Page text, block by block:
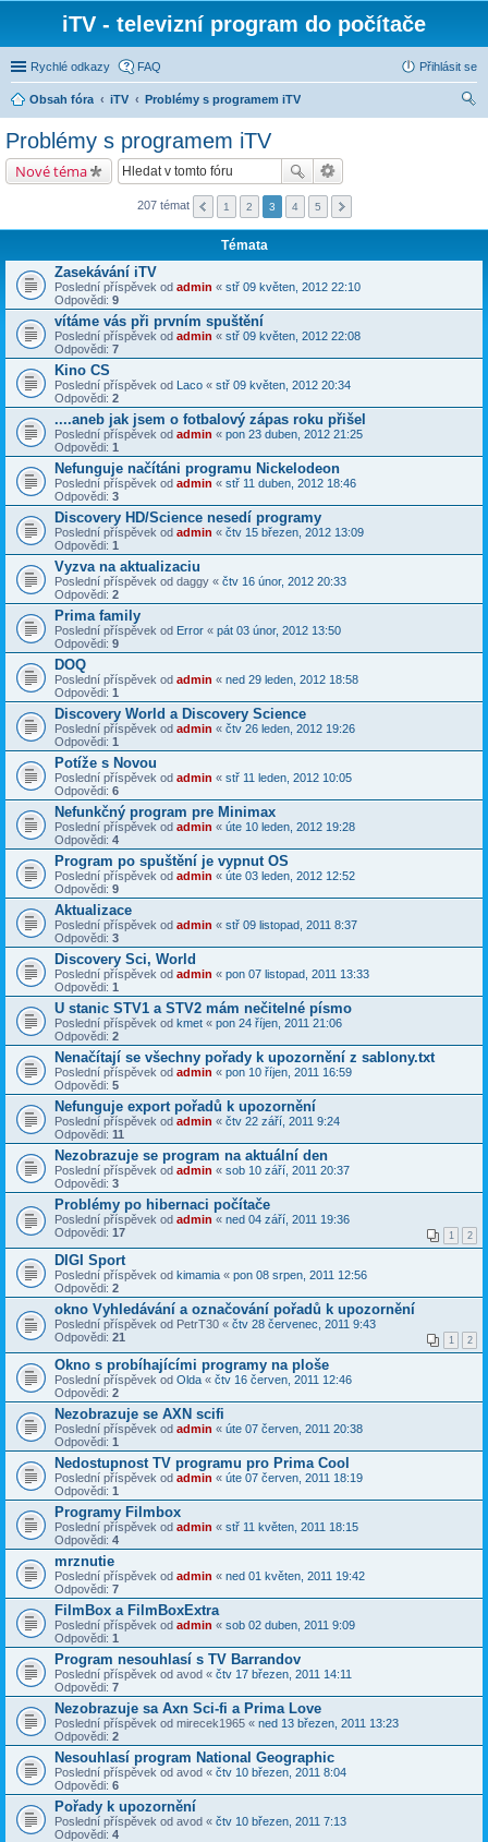
iTV - televizní program do počítače
Rychlé odkazy FAQ Přihlásit se
Obsah fóra iTV
Problémy s programem iTV
Problémy s programem iTV
Nové téma
207 témat 1 2 3 4 5
Témata
Zasekávání iTV
Poslední příspěvek od admin « stř 09 květen, 2012 22:10
Odpovědi: 9
vítáme vás při prvním spuštění
Poslední příspěvek od admin « stř 09 květen, 2012 22:08
Odpovědi: 7
Kino CS
Poslední příspěvek od Laco « stř 09 květen, 2012 20:34
Odpovědi: 2
....aneb jak jsem o fotbalový zápas roku přišel
Poslední příspěvek od admin « pon 23 duben, 2012 21:25
Odpovědi: 1
Nefunguje načítáni programu Nickelodeon
Poslední příspěvek od admin « stř 11 duben, 2012 18:46
Odpovědi: 3
Discovery HD/Science nesedí programy
Poslední příspěvek od admin « čtv 15 březen, 2012 13:09
Odpovědi: 1
Vyzva na aktualizaciu
Poslední příspěvek od daggy « čtv 16 únor, 2012 20:33
Odpovědi: 2
Prima family
Poslední příspěvek od Error « pát 03 únor, 2012 13:50
Odpovědi: 9
DOQ
Poslední příspěvek od admin « ned 29 leden, 2012 18:58
Odpovědi: 1
Discovery World a Discovery Science
Poslední příspěvek od admin « čtv 26 leden, 2012 19:26
Odpovědi: 1
Potíže s Novou
Poslední příspěvek od admin « stř 11 leden, 2012 10:05
Odpovědi: 6
Nefunkčný program pre Minimax
Poslední příspěvek od admin « úte 10 leden, 2012 19:28
Odpovědi: 4
Program po spuštění je vypnut OS
Poslední příspěvek od admin « úte 03 leden, 2012 12:52
Odpovědi: 9
Aktualizace
Poslední příspěvek od admin « stř 09 listopad, 2011 8:37
Odpovědi: 3
Discovery Sci, World
Poslední příspěvek od admin « pon 07 listopad, 2011 13:33
Odpovědi: 1
U stanic STV1 a STV2 mám nečitelné písmo
Poslední příspěvek od kmet « pon 24 říjen, 2011 21:06
Odpovědi: 2
Nenačítají se všechny pořady k upozornění z sablony.txt
Poslední příspěvek od admin « pon 10 říjen, 2011 16:59
Odpovědi: 5
Nefunguje export pořadů k upozornění
Poslední příspěvek od admin « čtv 22 září, 2011 9:24
Odpovědi: 11
Nezobrazuje se program na aktuální den
Poslední příspěvek od admin « sob 10 září, 2011 20:37
Odpovědi: 3
Problémy po hibernaci počítače
Poslední příspěvek od admin « ned 04 září, 2011 19:36
Odpovědi: 17 1 2
DIGI Sport
Poslední příspěvek od kimamia « pon 08 srpen, 2011 12:56
Odpovědi: 2
okno Vyhledávání a označování pořadů k upozornění
Poslední příspěvek od PetrT30 « čtv 28 červenec, 2011 9:43
Odpovědi: 21 1 2
Okno s probíhajícími programy na ploše
Poslední příspěvek od Olda « čtv 16 červen, 2011 12:46
Odpovědi: 2
Nezobrazuje se AXN scifi
Poslední příspěvek od admin « úte 07 červen, 2011 20:38
Odpovědi: 1
Nedostupnost TV programu pro Prima Cool
Poslední příspěvek od admin « úte 07 červen, 2011 18:19
Odpovědi: 1
Programy Filmbox
Poslední příspěvek od admin « stř 11 květen, 2011 18:15
Odpovědi: 4
mrznutie
Poslední příspěvek od admin « ned 01 květen, 2011 19:42
Odpovědi: 7
FilmBox a FilmBoxExtra
Poslední příspěvek od admin « sob 02 duben, 2011 9:09
Odpovědi: 1
Program nesouhlasí s TV Barrandov
Poslední příspěvek od avod « čtv 17 březen, 2011 14:11
Odpovědi: 7
Nezobrazuje sa Axn Sci-fi a Prima Love
Poslední příspěvek od mirecek1965 « ned 13 březen, 2011 13:23
Odpovědi: 2
Nesouhlasí program National Geographic
Poslední příspěvek od avod « čtv 10 březen, 2011 8:04
Odpovědi: 6
Pořady k upozornění
Poslední příspěvek od avod « čtv 10 březen, 2011 7:13
Odpovědi: 4